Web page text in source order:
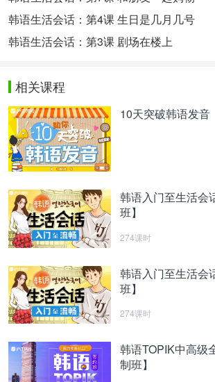
韩语生活会话：第4课 生日是几月几号
韩语生活会话：第3课 剧场在楼上
相关课程
10天突破韩语发音
韩语入门至生活会
班】
274课时
韩语入门至生活会
班】
274课时
韩语TOPIK中高级
制班】